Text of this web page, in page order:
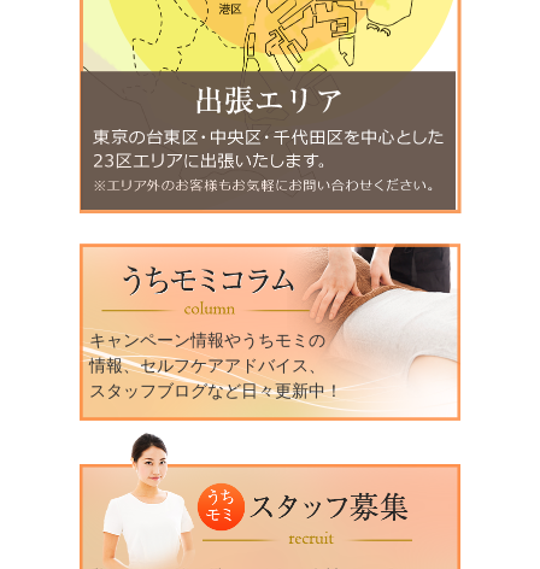
キャンペーン情報やうちモミの
情報、セルフケアアドバイス、
スタッフブログなど日々更新中！